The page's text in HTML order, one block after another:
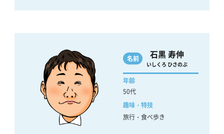
名前 石黒 寿伸
いしくろ ひさのぶ
年齢
50代
趣味・特技
旅行・食べ歩き